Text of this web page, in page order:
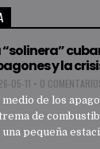
“solinera”
y la
05-11 • 0
medio de los
de
pequeña